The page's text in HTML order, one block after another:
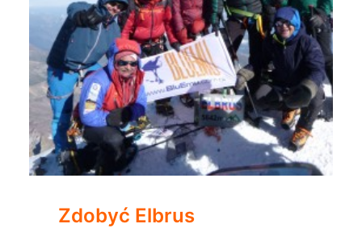
Zdobyć Elbrus